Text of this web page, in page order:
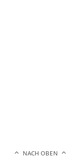
NACH OBEN